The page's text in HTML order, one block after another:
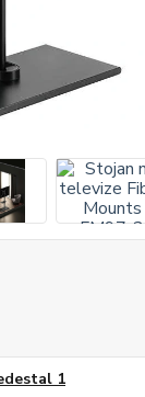
1